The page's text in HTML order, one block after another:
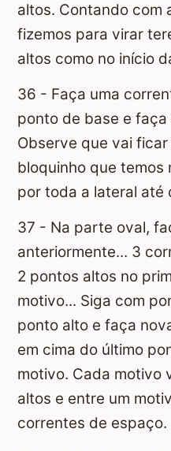
altos. Contando com
fizemos para virar
altos como no início
36 - Faça uma
ponto de base e
Observe que vai
bloquinho que temos
por toda a lateral até
37 - Na parte oval,
anteriormente... 3
2 pontos altos no
motivo... Siga com
ponto alto e faça
em cima do último
motivo. Cada motivo
altos e entre um
correntes de espaço.